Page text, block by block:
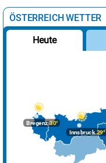
ÖSTERREICH WETTER
Heute
Bregenz30°
Innsbruck29°